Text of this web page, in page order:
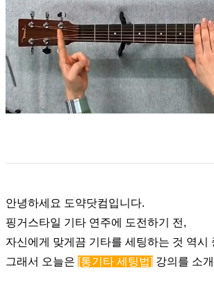
안녕하세요 도약닷컴입니다.
핑거스타일 기타 연주에 도전하기 전,
자신에게 맞게끔 기타를 세팅하는 것 역시
그래서 오늘은 [통기타 세팅법] 강의를 소